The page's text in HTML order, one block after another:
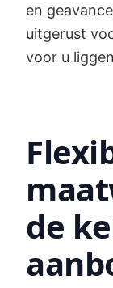
en
uitgerust
voor u
de